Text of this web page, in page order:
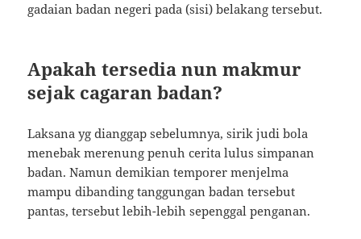
gadaian badan negeri pada (sisi) belakang tersebut.
Apakah tersedia nun makmur
sejak cagaran badan?
Laksana yg dianggap sebelumnya, sirik judi bola
menebak merenung penuh cerita lulus simpanan
badan. Namun demikian temporer menjelma
mampu dibanding tanggungan badan tersebut
pantas, tersebut lebih-lebih sepenggal penganan.